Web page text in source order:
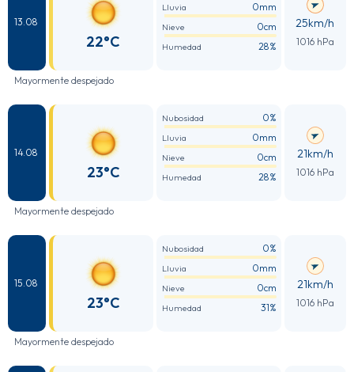
13.08
22°C
Lluvia 0mm
Nieve 0cm
Humedad 28%
25km/h
1016 hPa
Mayormente despejado
14.08
23°C
Nubosidad 0%
Lluvia 0mm
Nieve 0cm
Humedad 28%
21km/h
1016 hPa
Mayormente despejado
15.08
23°C
Nubosidad 0%
Lluvia 0mm
Nieve 0cm
Humedad 31%
21km/h
1016 hPa
Mayormente despejado